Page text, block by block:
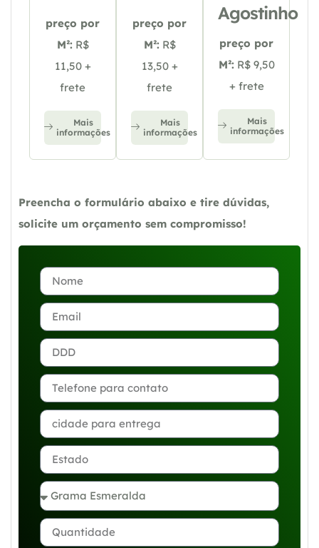
preço por
M²: R$
11,50 +
frete
Mais
informações
preço por
M²: R$
13,50 +
frete
Mais
informações
Agostinho
preço por
M²: R$ 9,50
+ frete
Mais
informações
Preencha o formulário abaixo e tire dúvidas,
solicite um orçamento sem compromisso!